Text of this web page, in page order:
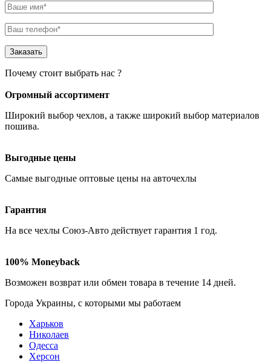
Почему стоит выбрать нас ?
Огромный ассортимент
Широкий выбор чехлов, а также широкий выбор материалов
пошива.
Выгодные цены
Самые выгодные оптовые цены на авточехлы
Гарантия
На все чехлы Союз-Авто действует гарантия 1 год.
100% Moneyback
Возможен возврат или обмен товара в течение 14 дней.
Города Украины, c которыми мы работаем
Харьков
Николаев
Одесса
Херсон